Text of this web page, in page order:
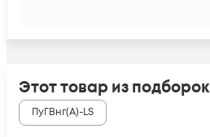
Этот товар из подборок
ПуГВнг(А)-LS